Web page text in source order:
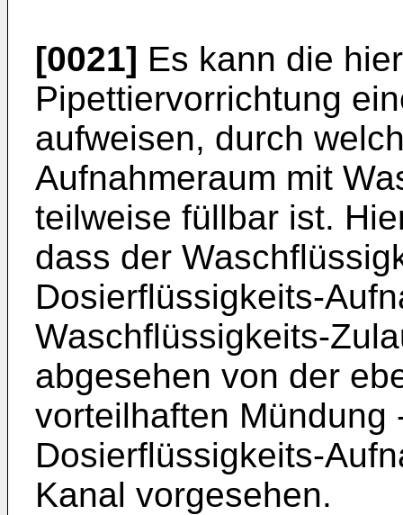
[0021] Es kann die
Pipettiervorrichtung
aufweisen, durch
Aufnahmeraum mit
teilweise füllbar ist.
dass der
Dosierflüssigkeits-
Waschflüssigkeits-
abgesehen von der
vorteilhaften Mündung
Dosierflüssigkeits-
Kanal vorgesehen.